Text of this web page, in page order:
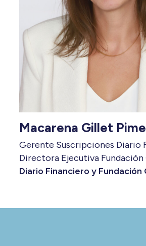
Macarena Gillet
Gerente Suscripciones Diario
Directora Ejecutiva Fundación
Diario Financiero y Fundación